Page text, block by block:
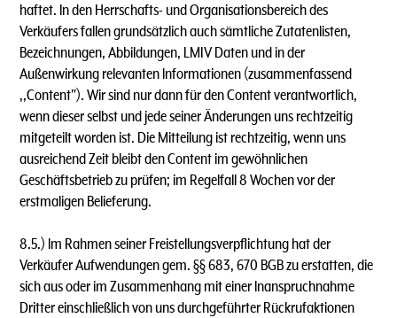
haftet. ln den Herrschafts- und Organisationsbereich des
Verkäufers fallen grundsätzlich auch sämtliche Zutatenlisten,
Bezeichnungen, Abbildungen, LMIV Daten und in der
Außenwirkung relevanten lnformationen (zusammenfassend
,,Content"). Wir sind nur dann für den Content verantwortlich,
wenn dieser selbst und jede seiner Änderungen uns rechtzeitig
mitgeteilt worden ist. Die Mitteilung ist rechtzeitig, wenn uns
ausreichend Zeit bleibt den Content im gewöhnlichen
Geschäftsbetrieb zu prüfen; im Regelfall 8 Wochen vor der
erstmaligen Belieferung.
8.5.) lm Rahmen seiner Freistellungsverpflichtung hat der
Verkäufer Aufwendungen gem. §§ 683, 670 BGB zu erstatten, die
sich aus oder im Zusammenhang mit einer lnanspruchnahme
Dritter einschließlich von uns durchgeführter Rückrufaktionen